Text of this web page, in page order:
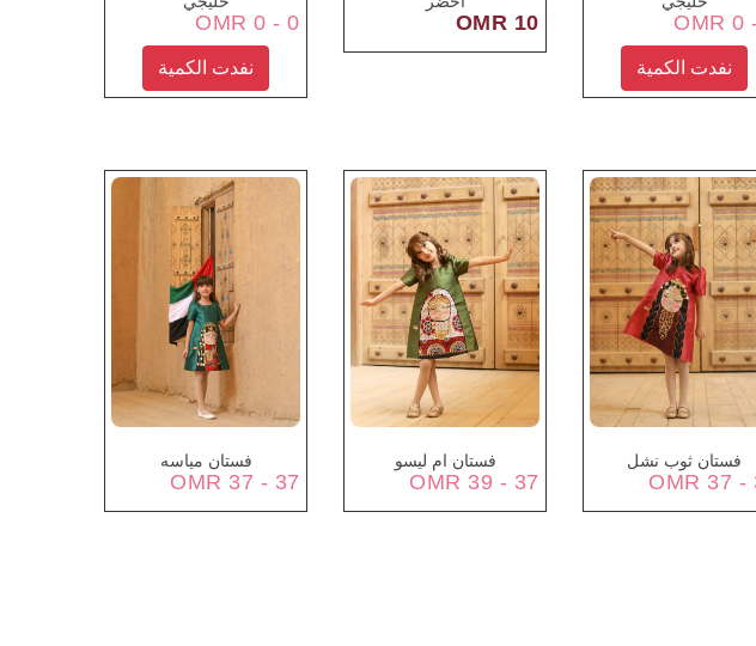
نفدت الكمية
10 OMR
0 - 0 OMR
نفدت الكمية
فستان ثوب نشل فستان ام ليسو
37 - 39 OMR
فستان مياسه
37 - 37 OMR